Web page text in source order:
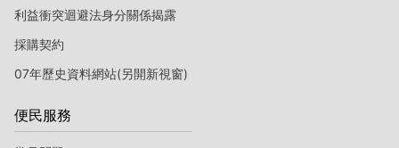
利益衝突迴避法身分關係揭露
採購契約
07年歷史資料網站(另開新視窗)
便民服務